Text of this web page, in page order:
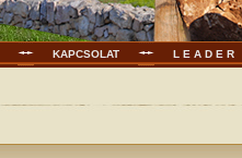
KAPCSOLAT L E A D E R